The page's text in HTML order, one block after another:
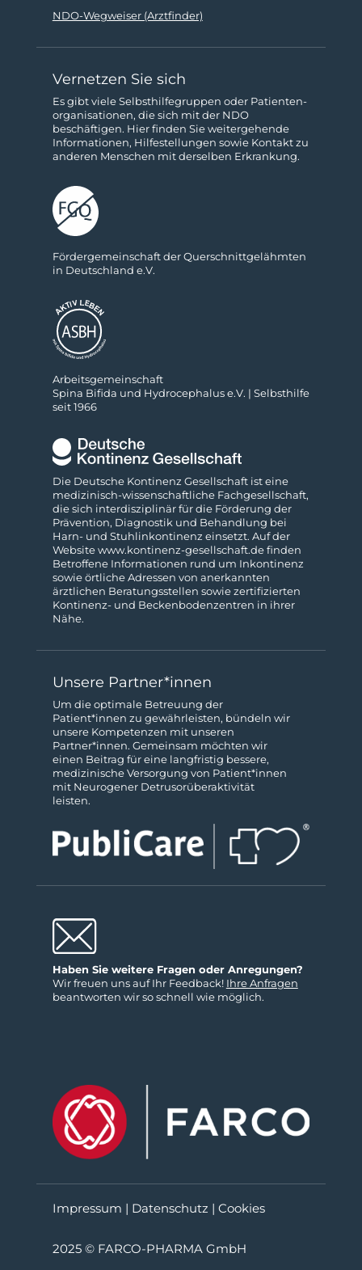
NDO-Wegweiser (Arztfinder)
Vernetzen Sie sich
Es gibt viele Selbsthilfe­gruppen oder Patienten­­
organisationen, die sich mit der NDO
beschäftigen. Hier finden Sie weitergehende
Informa­tionen, Hilfestellungen sowie Kon­takt zu
anderen Menschen mit derselben Erkrankung.
För­der­ge­mein­schaft der Quer­schnitt­ge­lähm­ten
in Deutsch­land e.V.
Ar­beits­ge­mein­schaft
Spina Bifida und Hydro­cephalus e.V. | Selbs­thilfe
seit 1966
Die Deutsche Kontinenz Gesellschaft ist eine
medizinisch-wissenschaftliche Fach­gesellschaft,
die sich interdisziplinär für die Förderung der
Prävention, Diagnostik und Behandlung bei
Harn- und Stuhl­inkontinenz einsetzt. Auf der
Website www.kontinenz-gesellschaft.definden
Betroffene Informationen rund um Inkontinenz
sowie örtliche Adressen von anerkannten
ärztlichen Beratungs­stellen sowie zertifizierten
Kontinenz- und Beckenboden­zentren in ihrer
Nähe.
Unsere Partner*innen
Um die optimale Betreuung der
Patient*innen zu gewähr­leisten, bündeln wir
unsere Kompeten­zen mit unseren
Partner*innen. Gemeinsam möchten wir
einen Beitrag für eine langfristig bessere,
medizinische Ver­sorgung von Patient*innen
mit Neurogener Detrusor­über­aktivität
leisten.
Haben Sie weitere Fragen oder Anregungen?
Wir freuen uns auf Ihr Feedback! Ihre Anfragen
beantworten wir so schnell wie möglich.
Impressum | Datenschutz | Cookies
2025 © FARCO-PHARMA GmbH